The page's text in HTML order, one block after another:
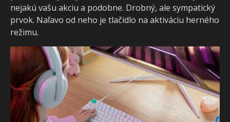
nejakú vašu akciu a podobne. Drobný, ale sympatický
prvok. Naľavo od neho je tlačidlo na aktiváciu herného
režimu.